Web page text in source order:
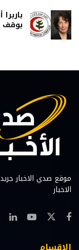
بوقف
موقع صدي الاخبار
الاخبار